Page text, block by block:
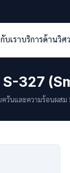
บเราบริการด้านวิศ
327
วันและความร้อนผส